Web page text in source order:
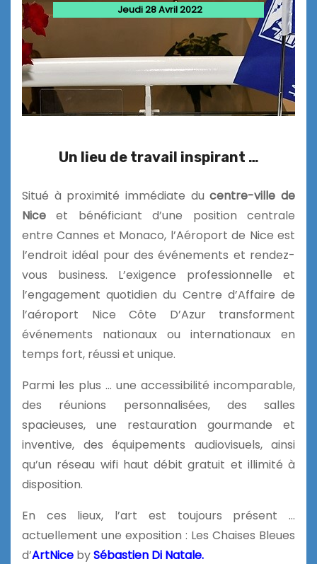
Jeudi 28 Avril 2022
Un lieu de travail inspirant …
Situé à proximité immédiate ducentre-ville de
Nice et bénéficiant d’une position centrale
entre Cannes et Monaco, l’Aéroport de Nice est
l’endroit idéal pour des événements et rendez-
vous business. L’exigence professionnelle et
l’engagement quotidien du Centre d’Affaire de
l’aéroport Nice Côte D’Azur transforment
événements nationaux ou internationaux en
temps fort, réussi et unique.
Parmi les plus … une accessibilité incomparable,
des réunions personnalisées, des salles
spacieuses, une restauration gourmande et
inventive, des équipements audiovisuels, ainsi
qu’un réseau wifi haut débit gratuit et illimité à
disposition.
En ces lieux, l’art est toujours présent …
actuellement une exposition : Les Chaises Bleues
d’ArtNice bySébastien Di Natale.